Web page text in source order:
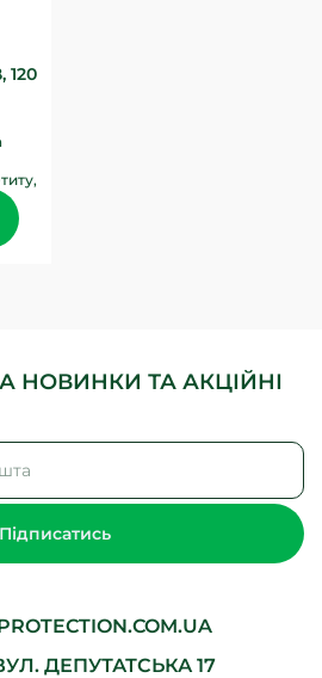
120
ДЕПУТАТСЬКА 17
НОВИНКИ ТА АКЦІЙНІ
Підписатись